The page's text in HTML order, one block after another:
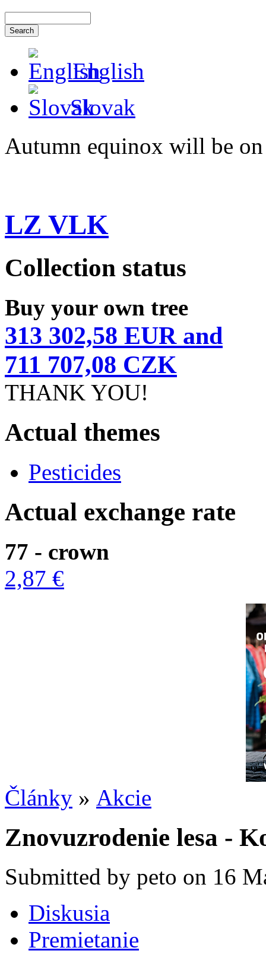
English
Slovak
Autumn equinox will be
LZ VLK
Collection status
Buy your own tree
313 302,58 EUR and
711 707,08 CZK
THANK YOU!
Actual themes
Pesticides
Actual exchange rate
77 - crown
2,87 €
Články » Akcie
Znovuzrodenie lesa -
Submitted by peto on 16
Diskusia
Premietanie